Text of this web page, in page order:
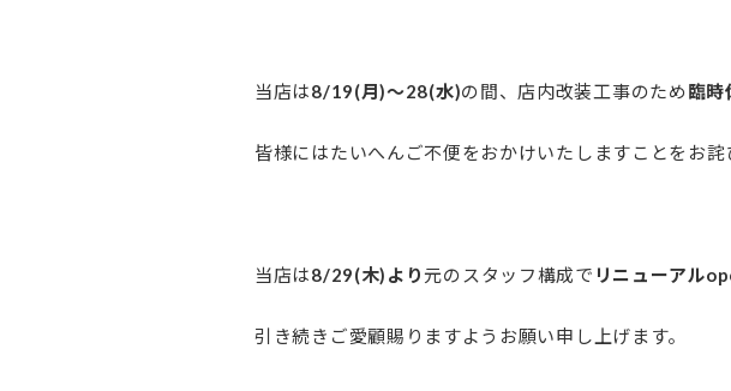
当店は8/19(月)～28(水)の間、店内改装工事のため臨時
皆様にはたいへんご不便をおかけいたしますことをお詫
当店は8/29(木)より 元のスタッフ構成で リニューアル
引き続きご愛顧賜りますようお願い申し上げます。